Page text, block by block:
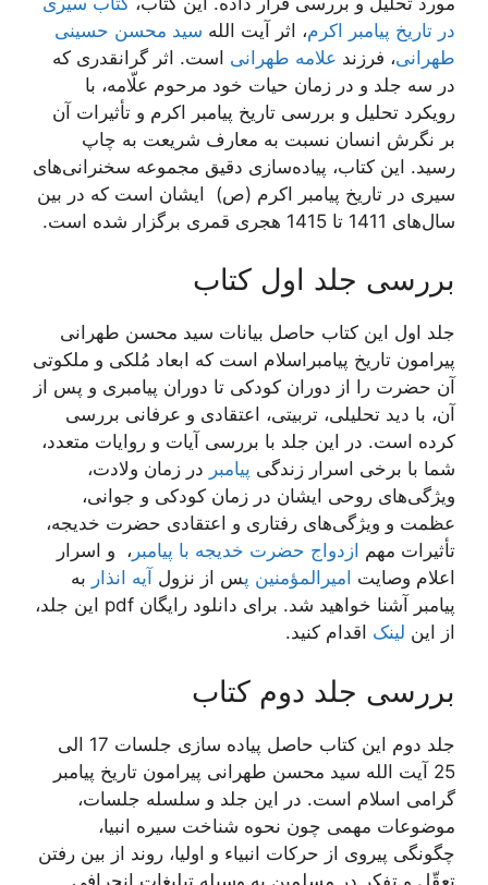
در تاریخ پیامبر اکرم، اثر آیت الله سید محسن حسینی
طهرانی، فرزند علامه طهرانی است. اثر گرانقدری که
در سه جلد و در زمان حیات خود مرحوم علّامه، با
رویکرد تحلیل و بررسی تاریخ پیامبر اکرم و تأثیرات آن
بر نگرش انسان نسبت به معارف شریعت به چاپ
رسید. این کتاب، پیاده‌سازی دقیق مجموعه سخنرانی‌های
سیری در تاریخ پیامبر اکرم (ص) ایشان است که در بین
سال‌‌های 1411 تا 1415 هجری قمری برگزار شده است.
بررسی جلد اول کتاب
جلد اول این کتاب حاصل بیانات سید محسن طهرانی
پیرامون تاریخ پیامبراسلام است که ابعاد مُلکی و ملکوتی
آن حضرت را از دوران کودکی تا دوران پیامبری و پس از
آن، با دید تحلیلی، تربیتی، اعتقادی و عرفانی بررسی
کرده است. در این جلد با بررسی آیات و روایات متعدد،
شما با برخی اسرار زندگی پیامبر در زمان ولادت،
ویژگی‌های روحی ایشان در زمان کودکی و جوانی،
عظمت و ویژگی‌های رفتاری و اعتقادی حضرت خدیجه،
تأثیرات مهم ازدواج حضرت خدیجه با پیامبر ، و اسرار
اعلام وصایت امیرالمؤمنین پس از نزول آیه انذار به
پیامبر آشنا خواهید شد. برای دانلود رایگان pdf این جلد،
از این لینک اقدام کنید.
بررسی جلد دوم کتاب
جلد دوم این کتاب حاصل پیاده سازی جلسات 17 الی
25 آیت الله سید محسن طهرانی پیرامون تاریخ پیامبر
گرامی اسلام است. در این جلد و سلسله جلسات،
موضوعات مهمی چون نحوه شناخت سیره انبیا،
چگونگی پیروی از حرکات انبیاء و اولیا، روند از بین رفتن
تعقّل و تفکر در مسلمین به وسیله تبلیغات انحرافی